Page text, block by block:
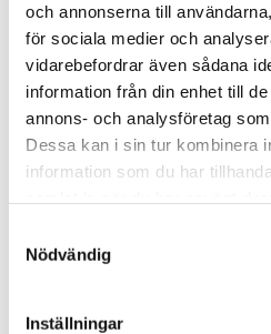
och annonserna till
för sociala medier och
vidarebefordrar även sådana
information från din enhet till
annons- och analysföretag
Dessa kan i sin tur kombinera
information som du har
Nödvändig
Inställningar
0200003